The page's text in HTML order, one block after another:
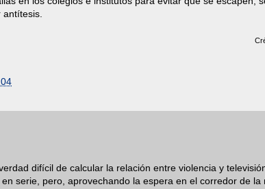
difícil de calcular la relación entre violencia y
serie, pero, aprovechando la espera en el corredor de